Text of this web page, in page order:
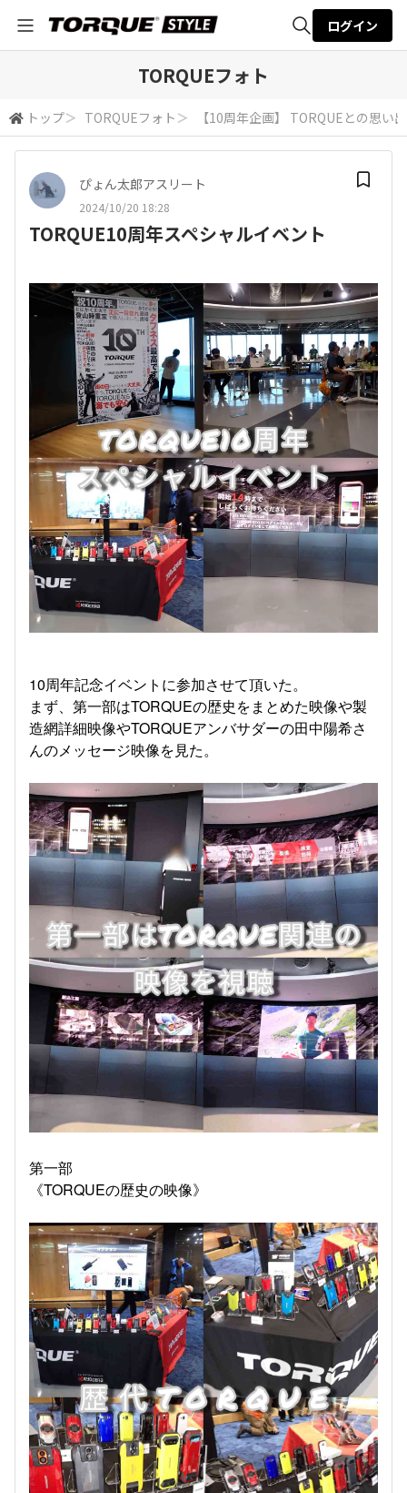
検索
ログイン
TORQUEフォト
トップ＞ TORQUEフォト ＞ 【10周年企画】 TORQUEとの思い出
ぴょん太郎アスリート
2024/10/20 18:28
TORQUE10周年スペシャルイベント
10周年記念イベントに参加させて頂いた。
まず、第一部はTORQUEの歴史をまとめた映像や製
造網詳細映像やTORQUEアンバサダーの田中陽希さ
んのメッセージ映像を見た。
第一部
《TORQUEの歴史の映像》